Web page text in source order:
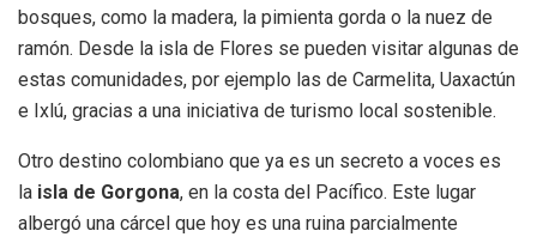
bosques, como la madera, la pimienta gorda o la nuez de
ramón. Desde la isla de Flores se pueden visitar algunas de
estas comunidades, por ejemplo las de Carmelita, Uaxactún
e Ixlú, gracias a una iniciativa de turismo local sostenible.
Otro destino colombiano que ya es un secreto a voces es
la isla de Gorgona, en la costa del Pacífico. Este lugar
albergó una cárcel que hoy es una ruina parcialmente